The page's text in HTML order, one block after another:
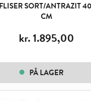
SORT/ANTRAZIT
CM
kr.1.895,00
PÅ LAGER